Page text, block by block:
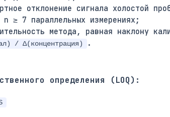
отклонение сигнала холостой
≥ 7 параллельных измерениях;
метода, равная наклону
/ Δ(концентрация) .
определения (LOQ):